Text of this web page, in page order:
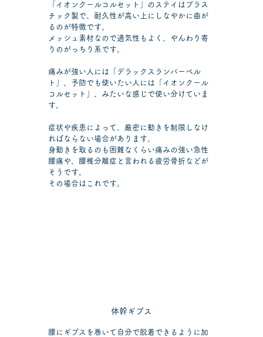
「イオンクールコルセット」のステイはプラス
チック製で、耐久性が高い上にしなやかに曲が
るのが特徴です。
メッシュ素材なので通気性もよく、やんわり寄
りのがっちり系です。
痛みが強い人には「デラックスランバーベル
ト」、予防でも使いたい人には「イオンクール
コルセット」、みたいな感じで使い分けていま
す。
症状や疾患によって、厳密に動きを制限しなけ
ればならない場合があります。
身動きを取るのも困難なくらい痛みの強い急性
腰痛や、腰椎分離症と言われる疲労骨折などが
そうです。
その場合はこれです。
体幹ギプス
腰にギプスを巻いて自分で脱着できるように加